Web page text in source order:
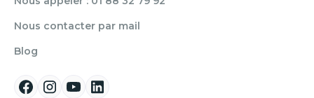
Nous contacter par mail
Blog